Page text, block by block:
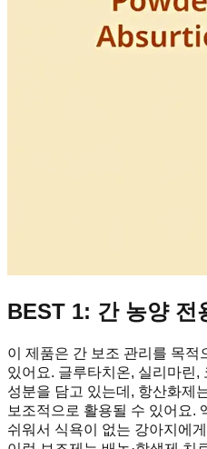
BEST 1: 간 농양 전
이 제품은 간 보조 관리를 목적
있어요. 글루타치온, 실리마린,
성분을 담고 있는데, 항산화제
보조적으로 활용될 수 있어요.
쉬워서 식욕이 없는 강아지에